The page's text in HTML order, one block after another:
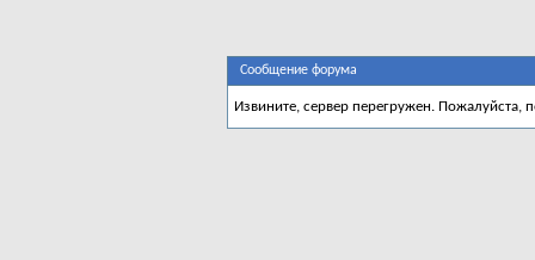
Сообщение форума
Извините, сервер перегружен. Пожалуйста,